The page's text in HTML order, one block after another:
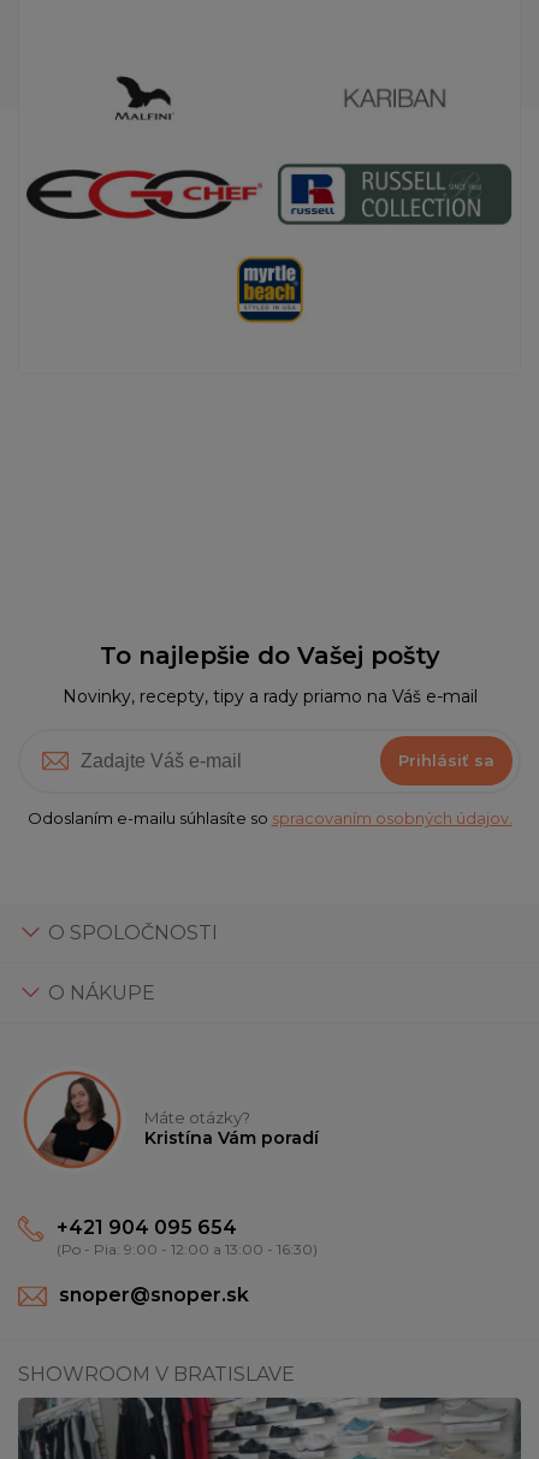
To najlepšie do Vašej pošty
Novinky, recepty, tipy a rady priamo na Váš e-mail
Prihlásiť sa
Odoslaním e-mailu súhlasíte so spracovaním osobných údajov.
O SPOLOČNOSTI
O NÁKUPE
Máte otázky?
Kristína Vám poradí
+421 904 095 654
(Po - Pia: 9:00 - 12:00 a 13:00 - 16:30)
snoper@snoper.sk
SHOWROOM V BRATISLAVE